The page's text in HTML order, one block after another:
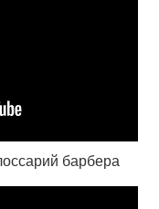
барбера